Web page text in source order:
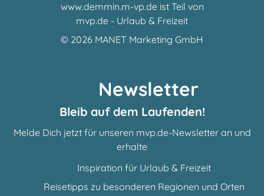
www.demmin.m-vp.de ist Teil von
mvp.de - Urlaub & Freizeit
© 2026 MANET Marketing GmbH
Newsletter
Bleib auf dem Laufenden!
Melde Dich jetzt für unseren mvp.de-Newsletter an und
erhalte
Inspiration für Urlaub & Freizeit
Reisetipps zu besonderen Regionen und Orten